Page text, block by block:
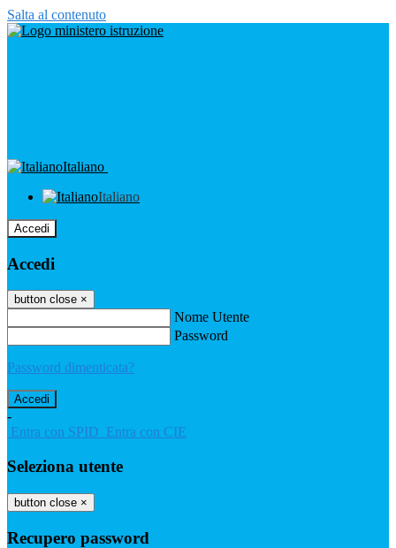
Salta al contenuto
Italiano
Italiano
Accedi
Accedi
button close ×
Nome Utente
Password
Password dimenticata?
-
Entra con SPID Entra con CIE
Seleziona utente
button close ×
Recupero password